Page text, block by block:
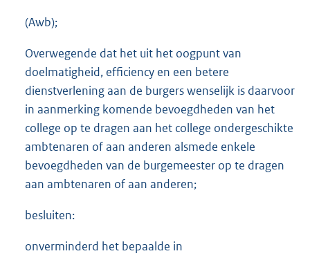
(Awb);
Overwegende dat het uit het oogpunt van
doelmatigheid, efficiency en een betere
dienstverlening aan de burgers wenselijk is daarvoor
in aanmerking komende bevoegdheden van het
college op te dragen aan het college ondergeschikte
ambtenaren of aan anderen alsmede enkele
bevoegdheden van de burgemeester op te dragen
aan ambtenaren of aan anderen;
besluiten:
onverminderd het bepaalde in